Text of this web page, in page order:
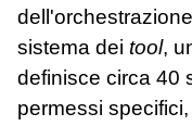
sistema dei tool,
definisce circa 40
permessi